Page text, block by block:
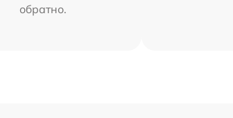
обратно.